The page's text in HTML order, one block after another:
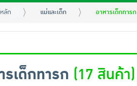
ลัก แม่และเด็ก อาหารเด็กทารก
รเด็กทารก (17 สินค้า)